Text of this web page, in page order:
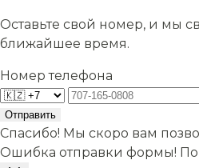
Оставьте свой номер, и мы
ближайшее время.
Номер телефона
Отправить
Спасибо! Мы скоро вам
Ошибка отправки формы!